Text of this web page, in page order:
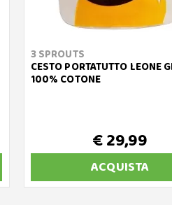
3 SPROUTS
CESTO PORTATUTTO LEONE
100% COTONE
€ 29,99
ACQUISTA